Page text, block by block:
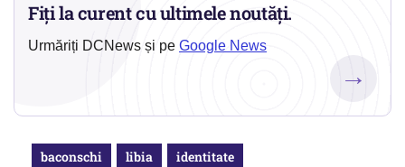
Fiți la curent cu ultimele noutăți.
Urmăriți DCNews și pe Google News
→
baconschi libia identitate